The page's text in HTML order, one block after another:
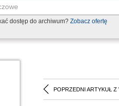
dostęp do archiwum? Zobacz ofertę
POPRZEDNI ARTYKUŁ Z